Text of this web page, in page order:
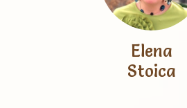
Elena
Stoica